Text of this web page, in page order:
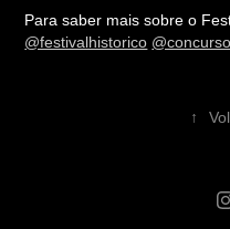
Para saber mais sobre o
@festivalhistorico
↑